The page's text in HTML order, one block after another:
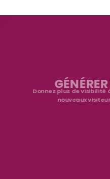
Donnez plus de
nouveaux